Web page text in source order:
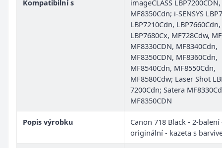
Kompatibilní s
imageCLASS LBP7200CDN,
MF8350Cdn; i-SENSYS
LBP7210Cdn, LBP7660Cdn,
LBP7680Cx, MF728Cdw,
MF8330CDN, MF8340Cdn,
MF8350CDN, MF8360Cdn,
MF8540Cdn, MF8550Cdn,
MF8580Cdw; Laser Shot
7200Cdn; Satera
MF8350CDN
Popis výrobku
Canon 718 Black - 2-balení
originální - kazeta s